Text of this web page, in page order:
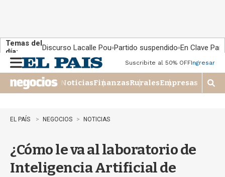
Temas del
día:
Discurso Lacalle Pou Partido suspendido En Clave País
n
u
Suscribite al 50% OFFIngresar
NoticiasFinanzasRuralesEmpresas
M
o
EL PAÍS NEGOCIOS NOTICIAS
¿Cómo le va al laboratorio de
Inteligencia Artificial de